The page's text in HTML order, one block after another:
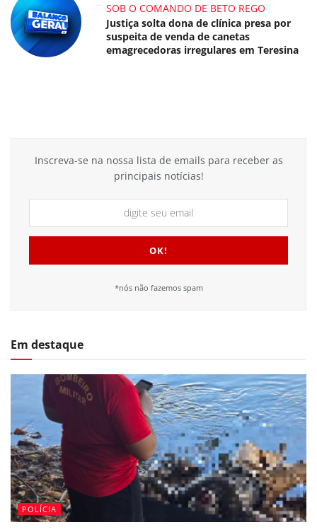
SOB O COMANDO DE BETO REGO
Justiça solta dona de clínica presa por
suspeita de venda de canetas
emagrecedoras irregulares em Teresina
Inscreva-se na nossa lista de emails para receber as
principais notícias!
*nós não fazemos spam
Em destaque
POLÍCIA